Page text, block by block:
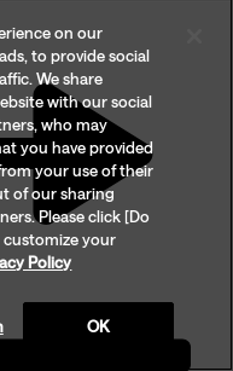
on our
to provide social
We share
with our social
who may
you have provided
your use of their
of our sharing
Please click [Do
customize your
Policy
OK